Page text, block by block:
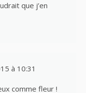
que j’en
à 10:31
comme fleur !